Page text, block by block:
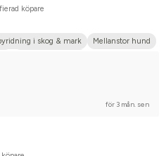
köpare
i skog & mark
Mellanstor hund
för 3 mån. sen